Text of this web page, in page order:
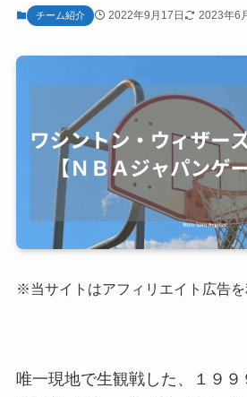
チーム紹介 2022年9月17日 2023年6
※当サイトはアフィリエイト広告
唯一現地で生観戦した、１９９